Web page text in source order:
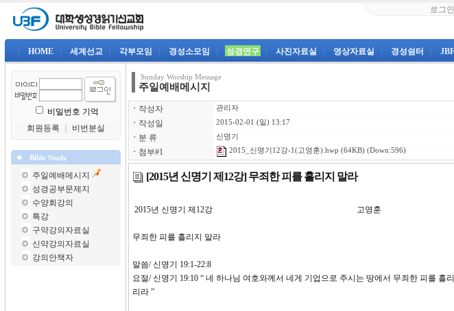
로그인
HOME 세계선교 각부모임 경성소모임 성경연구 사진자료실 영상자료실 경성쉼터
비밀번호 기억
회원등록
비번분실
Bible Study
주일예배메시지
성경공부문제지
수양회강의
특강
구약강의자료실
신약강의자료실
강의안책자
Sunday Worship Message
주일예배메시지
ㆍ 작성자 관리자
ㆍ 작성일 2015-02-01 (일) 13:17
ㆍ 분 류 신명기
ㆍ 첨부#1 2015_신명기12강-1(고영훈).hwp (64KB) (Down:596)
[2015년 신명기 제12강] 무죄한 피를 흘리지 말라
2015년 신명기 제12강 고영훈
무죄한 피를 흘리지 말라
말씀/ 신명기 19:1-22:8
요절/ 신명기 19:10 “ 네 하나님 여호와께서 네게 기업으로 주시는 땅에서 무죄한 피를
리라 ”